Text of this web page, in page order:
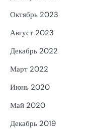
Октябрь 2023
Август 2023
Декабрь 2022
Март 2022
Июнь 2020
Май 2020
Декабрь 2019